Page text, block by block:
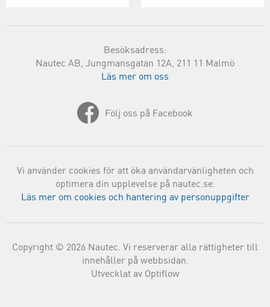
Besöksadress:
Nautec AB, Jungmansgatan 12A, 211 11 Malmö
Läs mer om oss
Följ oss på Facebook
Vi använder cookies för att öka användarvänligheten och
optimera din upplevelse på nautec.se.
Läs mer om cookies och hantering av personuppgifter
Copyright © 2026 Nautec. Vi reserverar alla rättigheter till
innehåller på webbsidan.
Utvecklat av Optiflow